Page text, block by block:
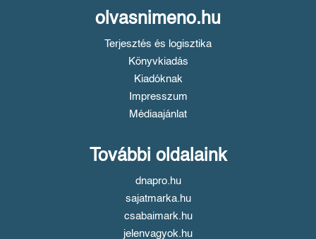
olvasnimeno.hu
Terjesztés és logisztika
Könyvkiadás
Kiadóknak
Impresszum
Médiaajánlat
További oldalaink
dnapro.hu
sajatmarka.hu
csabaimark.hu
jelenvagyok.hu